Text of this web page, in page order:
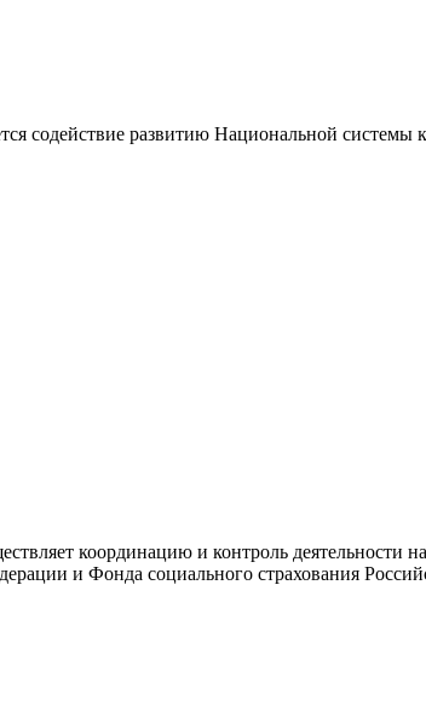
содействие развитию Национальной системы
координацию и контроль деятельности
и Фонда социального страхования